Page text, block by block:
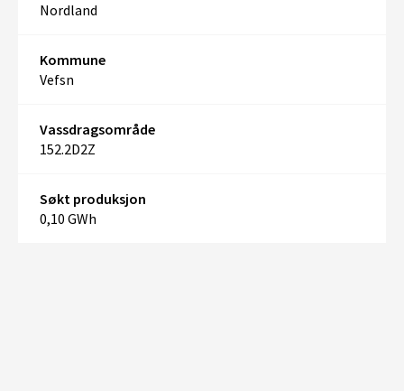
Nordland
Kommune
Vefsn
Vassdragsområde
152.2D2Z
Søkt produksjon
0,10 GWh